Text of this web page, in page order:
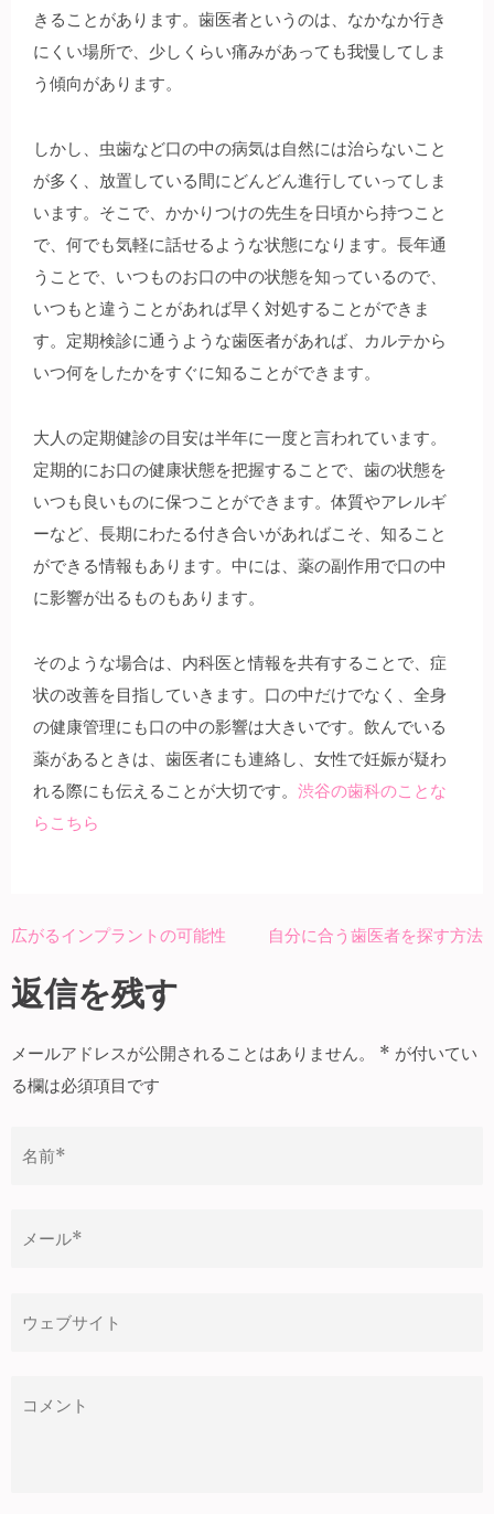
きることがあります。歯医者というのは、なかなか行き
にくい場所で、少しくらい痛みがあっても我慢してしま
う傾向があります。
しかし、虫歯など口の中の病気は自然には治らないこと
が多く、放置している間にどんどん進行していってしま
います。そこで、かかりつけの先生を日頃から持つこと
で、何でも気軽に話せるような状態になります。長年通
うことで、いつものお口の中の状態を知っているので、
いつもと違うことがあれば早く対処することができま
す。定期検診に通うような歯医者があれば、カルテから
いつ何をしたかをすぐに知ることができます。
大人の定期健診の目安は半年に一度と言われています。
定期的にお口の健康状態を把握することで、歯の状態を
いつも良いものに保つことができます。体質やアレルギ
ーなど、長期にわたる付き合いがあればこそ、知ること
ができる情報もあります。中には、薬の副作用で口の中
に影響が出るものもあります。
そのような場合は、内科医と情報を共有することで、症
状の改善を目指していきます。口の中だけでなく、全身
の健康管理にも口の中の影響は大きいです。飲んでいる
薬があるときは、歯医者にも連絡し、女性で妊娠が疑わ
れる際にも伝えることが大切です。 渋谷の歯科のことな
らこちら
稿
ナ
ビ
ゲ
シ
広がるインプラントの可能性 自分に合う歯医者を探す方法
返信を残す
メールアドレスが公開されることはありません。 * が付いてい
る欄は必須項目です